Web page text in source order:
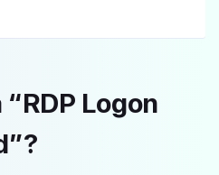
Logon